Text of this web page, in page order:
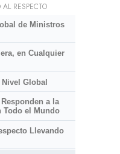
RESPECTO
de Ministros
en Cualquier
Global
a la
Todo el Mundo
Llevando